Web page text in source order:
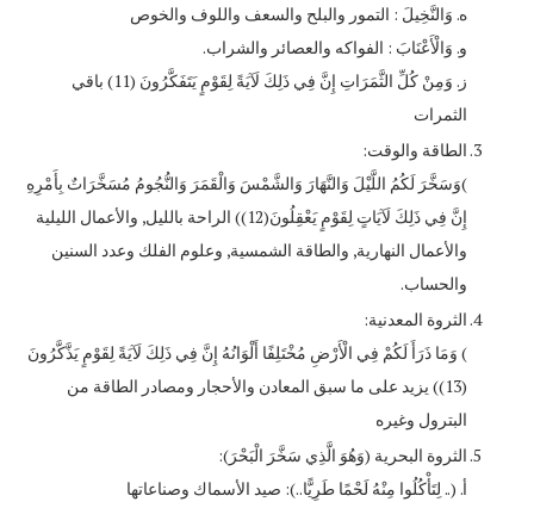
‌ه. وَالنَّخِيلَ : التمور والبلح والسعف واللوف والخوص
‌و. وَالْأَعْنَابَ : الفواكه والعصائر والشراب.
‌ز. وَمِنْ كُلِّ الثَّمَرَاتِ إِنَّ فِي ذَلِكَ لَآيَةً لِقَوْمٍ يَتَفَكَّرُونَ (11) باقي
الثمرات
الطاقة والوقت:
)وَسَخَّرَ لَكُمُ اللَّيْلَ وَالنَّهَارَ وَالشَّمْسَ وَالْقَمَرَ وَالنُّجُومُ مُسَخَّرَاتٌ بِأَمْرِهِ
إِنَّ فِي ذَلِكَ لَآيَاتٍ لِقَوْمٍ يَعْقِلُونَ(12)) الراحة بالليل, والأعمال الليلية
والأعمال النهارية, والطاقة الشمسية, وعلوم الفلك وعدد السنين
والحساب.
الثروة المعدنية:
) وَمَا ذَرَأَ لَكُمْ فِي الْأَرْضِ مُخْتَلِفًا أَلْوَانُهُ إِنَّ فِي ذَلِكَ لَآيَةً لِقَوْمٍ يَذَّكَّرُونَ
(13)) يزيد على ما سبق المعادن والأحجار ومصادر الطاقة من
البترول وغيره
الثروة البحرية (وَهُوَ الَّذِي سَخَّرَ الْبَحْرَ):
‌أ. (.. لِتَأْكُلُوا مِنْهُ لَحْمًا طَرِيًّا..): صيد الأسماك وصناعاتها